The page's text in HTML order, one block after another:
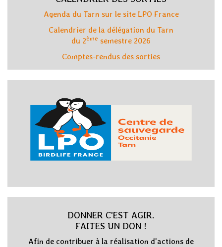
Agenda du Tarn sur le site LPO France
Calendrier de la délégation du Tarn
du 2ème semestre 2026
Comptes-rendus des sorties
DONNER C'EST AGIR.
FAITES UN DON !
Afin de contribuer à la réalisation d'actions de